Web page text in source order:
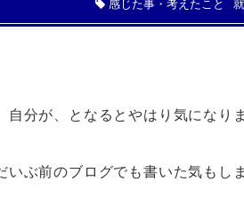
分が、となるとやはり気になりま
ぶ前のブログでも書いた気もしま